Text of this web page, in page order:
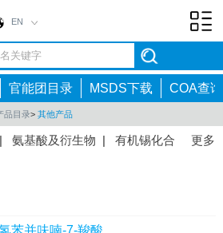
EN
官能团目录 MSDS下载 COA查询
品目录> 其他产品
更多
| 氨基酸及衍生物 | 有机锡化合
体